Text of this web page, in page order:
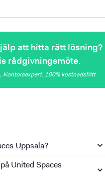
att hitta rätt lösning?
rådgivningsmöte.
, Kontorsexpert. 100%kostnadsfritt
Uppsala?
United Spaces